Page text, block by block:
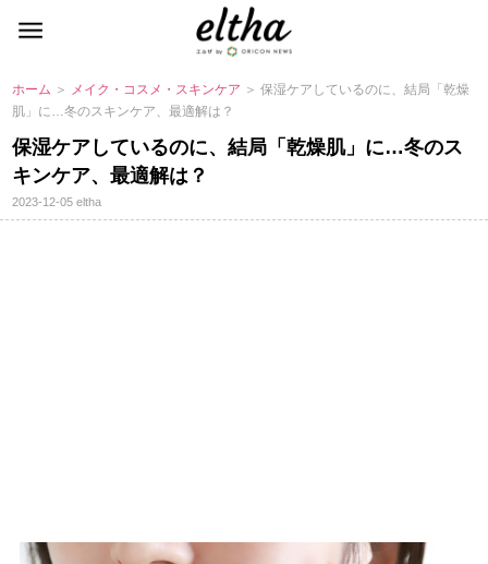
ホーム ＞ メイク・コスメ・スキンケア ＞ 保湿ケアしているのに、結局「乾燥
肌」に…冬のスキンケア、最適解は？
保湿ケアしているのに、結局「乾燥肌」に…冬のス
キンケア、最適解は？
2023-12-05eltha